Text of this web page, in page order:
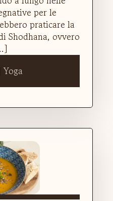
per le
praticare la
Shodhana, ovvero